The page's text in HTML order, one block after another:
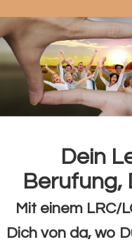
Dein
Berufung,
Mit einem LRC/
Dich von da, wo